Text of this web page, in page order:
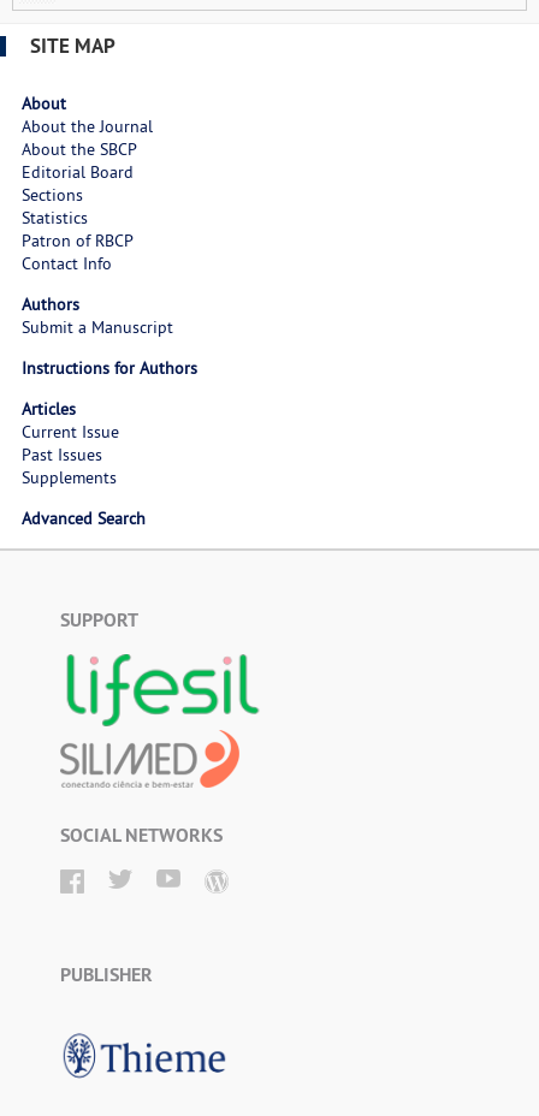
SITE MAP
About
About the Journal
About the SBCP
Editorial Board
Sections
Statistics
Patron of RBCP
Contact Info
Authors
Submit a Manuscript
Instructions for Authors
Articles
Current Issue
Past Issues
Supplements
Advanced Search
SUPPORT
SOCIAL NETWORKS
PUBLISHER